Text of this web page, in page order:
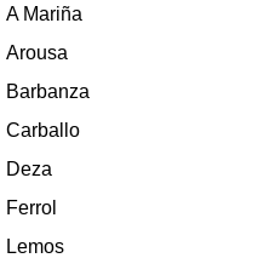
A Mariña
Arousa
Barbanza
Carballo
Deza
Ferrol
Lemos